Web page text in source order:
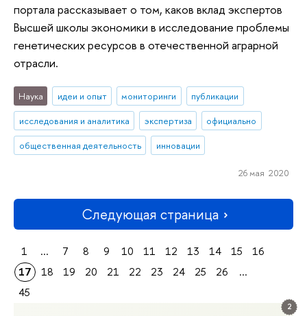
2
портала рассказывает о том, каков вклад экспертов
Высшей школы экономики в исследование проблемы
генетических ресурсов в отечественной аграрной
отрасли.
Наука идеи и опыт мониторинги
публикации
исследования и аналитика
экспертиза
официально
общественная деятельность
инновации
26 мая 2020
Следующая страница
1 ... 7 8 9 10 11 12 13 14 15
16
17
18 19 20 21 22 23 24 25 26
...
45